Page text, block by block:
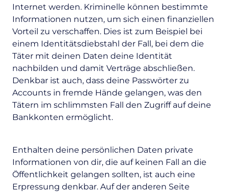
Internet werden. Kriminelle können bestimmte
Informationen nutzen, um sich einen finanziellen
Vorteil zu verschaffen. Dies ist zum Beispiel bei
einem Identitätsdiebstahl der Fall, bei dem die
Täter mit deinen Daten deine Identität
nachbilden und damit Verträge abschließen.
Denkbar ist auch, dass deine Passwörter zu
Accounts in fremde Hände gelangen, was den
Tätern im schlimmsten Fall den Zugriff auf deine
Bankkonten ermöglicht.
Enthalten deine persönlichen Daten private
Informationen von dir, die auf keinen Fall an die
Öffentlichkeit gelangen sollten, ist auch eine
Erpressung denkbar. Auf der anderen Seite